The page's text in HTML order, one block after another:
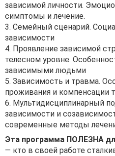
зависимой личности.
симптомы и лечение.
3. Семейный сценарий.
зависимости
4. Проявление зависимой
телесном уровне.
зависимыми людьми
5. Зависимость и травма.
проживания и компенсации
6. Мультидисциплинарный
зависимости и
современные методы
Эта программа ПОЛЕЗНА
— кто в своей работе